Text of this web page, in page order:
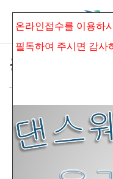
공지사항
* 제5회 광주.전
연장 안내 *
admin 조회 수416 추천 수 0
온라인접수를 이용하
필독하여 주시면 감사